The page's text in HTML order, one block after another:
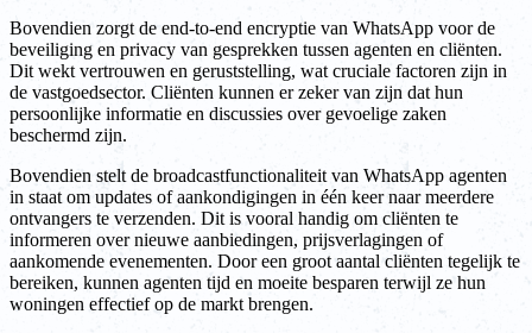
Bovendien zorgt de end-to-end encryptie van WhatsApp voor de
beveiliging en privacy van gesprekken tussen agenten en cliënten.
Dit wekt vertrouwen en geruststelling, wat cruciale factoren zijn in
de vastgoedsector. Cliënten kunnen er zeker van zijn dat hun
persoonlijke informatie en discussies over gevoelige zaken
beschermd zijn.
Bovendien stelt de broadcastfunctionaliteit van WhatsApp agenten
in staat om updates of aankondigingen in één keer naar meerdere
ontvangers te verzenden. Dit is vooral handig om cliënten te
informeren over nieuwe aanbiedingen, prijsverlagingen of
aankomende evenementen. Door een groot aantal cliënten tegelijk te
bereiken, kunnen agenten tijd en moeite besparen terwijl ze hun
woningen effectief op de markt brengen.